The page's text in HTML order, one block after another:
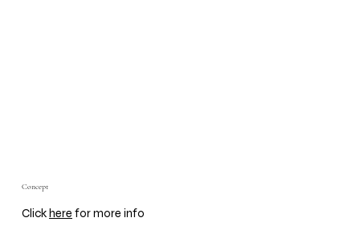
Concept
Clickhere for more info